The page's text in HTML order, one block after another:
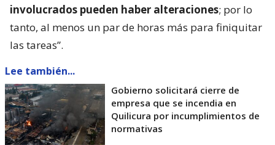
involucrados pueden haber alteraciones; por lo
tanto, al menos un par de horas más para finiquitar
las tareas”.
Lee también...
Gobierno solicitará cierre de
empresa que se incendia en
Quilicura por incumplimientos de
normativas